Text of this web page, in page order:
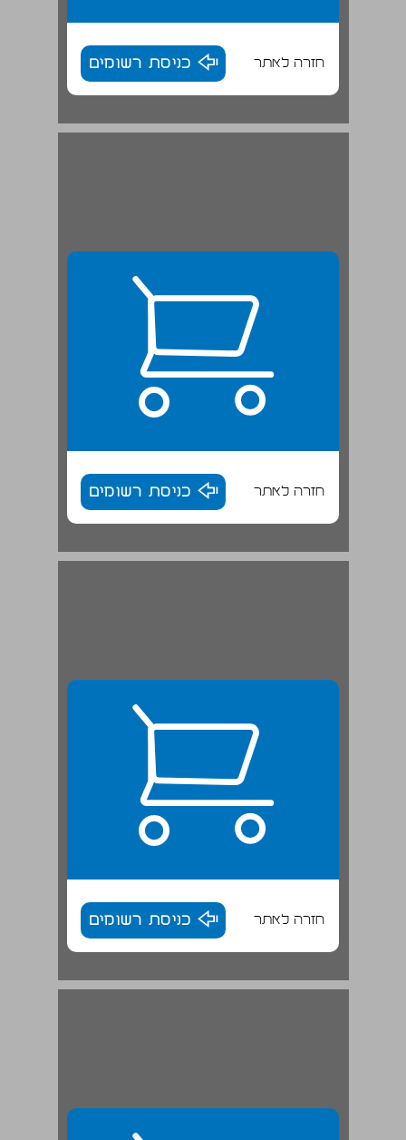
חזרה לאתר כניסת רשומים
חזרה לאתר כניסת רשומים
פרשנויותיהם של "הוויטגנשטיינים החדשים": המרת ראייה וטרנספורמציה רוחנית ... 29
חזרה לאתר כניסת רשומים